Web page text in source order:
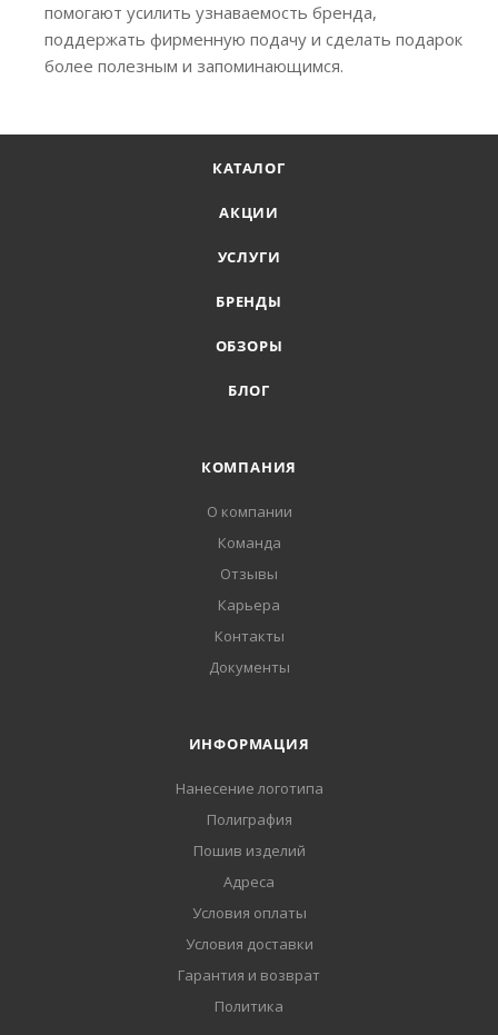
помогают усилить узнаваемость бренда,
поддержать фирменную подачу и сделать подарок
более полезным и запоминающимся.
КАТАЛОГ
АКЦИИ
УСЛУГИ
БРЕНДЫ
ОБЗОРЫ
БЛОГ
КОМПАНИЯ
О компании
Команда
Отзывы
Карьера
Контакты
Документы
ИНФОРМАЦИЯ
Нанесение логотипа
Полиграфия
Пошив изделий
Адреса
Условия оплаты
Условия доставки
Гарантия и возврат
Политика